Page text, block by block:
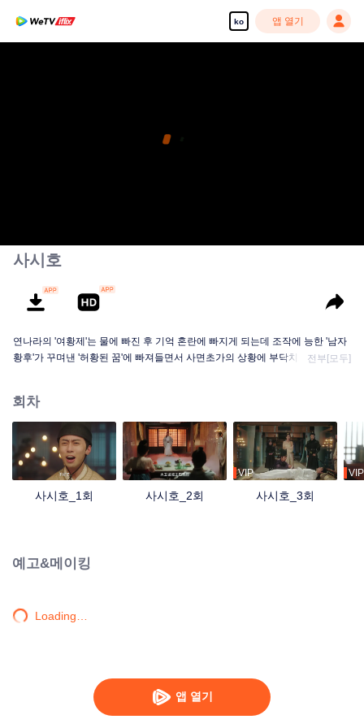
ko 앱 열기
앱 열기
사시호
연나라의 '여황제'는 물에 빠진 후 기억 혼란에 빠지게 되는데 조작에 능한 '남자
황후'가 꾸며낸 '허황된 꿈'에 빠져들면서 사면초가의 상황에 부닥치게 된다. 의
군에게 사랑의 감정을 느끼게 된다.
전부[모두]
회차
사시호_1회 사시호_2회
VIP
사시호_3회
VIP
예고&메이킹
Loading…